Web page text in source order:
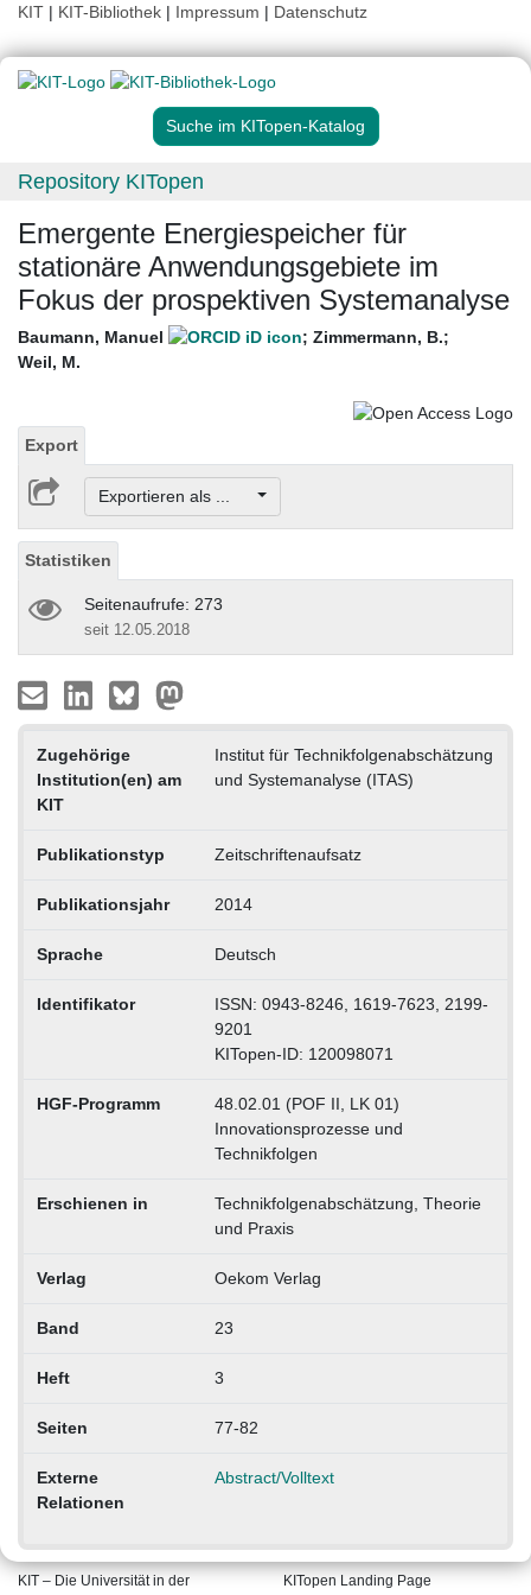
KIT | KIT-Bibliothek | Impressum | Datenschutz
Suche im KITopen-Katalog
Repository KITopen
Emergente Energiespeicher für
stationäre Anwendungsgebiete im
Fokus der prospektiven Systemanalyse
Baumann, Manuel ; Zimmermann, B.;
Weil, M.
Export
Exportieren als ...
Statistiken
Seitenaufrufe: 273
seit 12.05.2018
Zugehörige
Institution(en) am
KIT
Institut für Technikfolgenabschätzung
und Systemanalyse (ITAS)
Publikationstyp Zeitschriftenaufsatz
Publikationsjahr 2014
Sprache Deutsch
Identifikator
ISSN: 0943-8246, 1619-7623, 2199-
9201
KITopen-ID: 120098071
HGF-Programm
48.02.01 (POF II, LK 01)
Innovationsprozesse und
Technikfolgen
Erschienen in
Technikfolgenabschätzung, Theorie
und Praxis
Verlag Oekom Verlag
Band 23
Heft 3
Seiten 77-82
Externe
Relationen
Abstract/Volltext
KIT – Die Universität in der KITopen Landing Page